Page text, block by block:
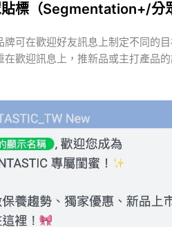
標（Segmentation+/分
牌可在歡迎好友訊息上制定不同的
歡迎訊息上，推新品或主打產品